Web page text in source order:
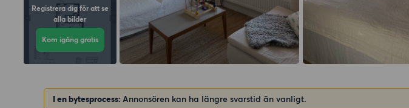
Registrera dig för att se
alla bilder
Kom igång gratis
I en bytesprocess: Annonsören kan ha längre svarstid än vanligt.